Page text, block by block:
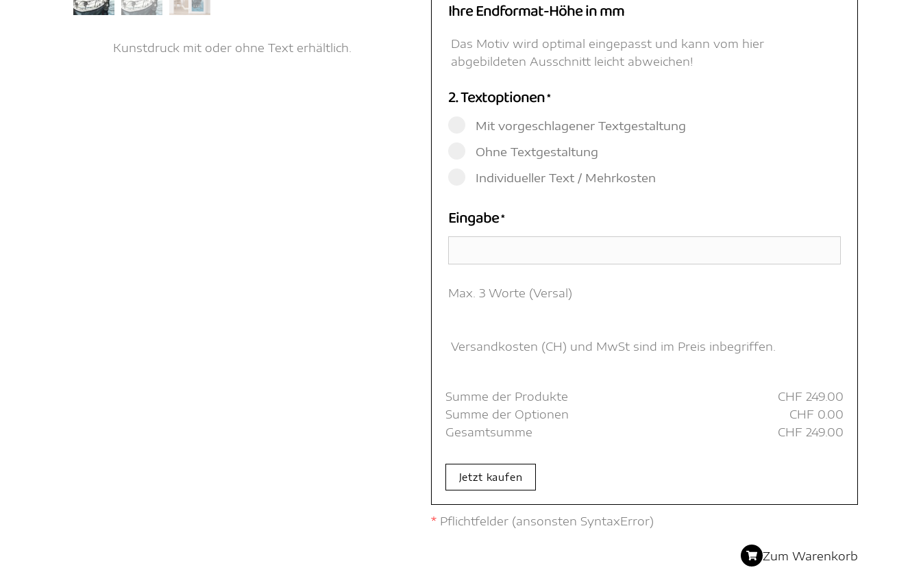
Kunstdruck mit oder ohne Text erhältlich.
Ihre Endformat-Höhe in mm
Das Motiv wird optimal eingepasst und kann vom hier
abgebildeten Ausschnitt leicht abweichen!
2. Textoptionen*
Mit vorgeschlagener Textgestaltung
Ohne Textgestaltung
Individueller Text / Mehrkosten
Eingabe*
Max. 3 Worte (Versal)
Versandkosten (CH) und MwSt sind im Preis inbegriffen.
Summe der Produkte CHF 249.00
Summe der Optionen
CHF 0.00
Gesamtsumme
CHF 249.00
Jetzt kaufen
* Pflichtfelder (ansonsten SyntaxError)
Zum Warenkorb